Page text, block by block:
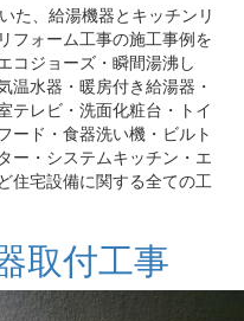
た、給湯機器とキッチンリ
フォーム工事の施工事例を
コジョーズ・瞬間湯沸し
温水器・暖房付き給湯器・
テレビ・洗面化粧台・トイ
ード・食器洗い機・ビルト
ー・システムキッチン・エ
住宅設備に関する全ての工
取付工事